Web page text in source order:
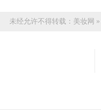
未经允许不得转载： 美妆网 »